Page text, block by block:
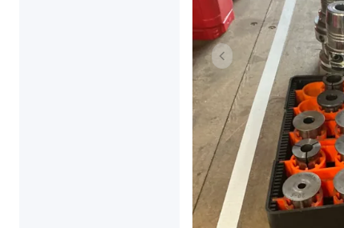
Vorig item